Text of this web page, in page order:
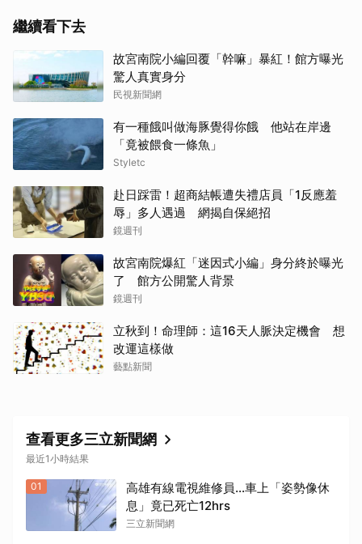
繼續看下去
故宮南院小編回覆「幹嘛」暴紅！館方曝光
驚人真實身分
民視新聞網
有一種餓叫做海豚覺得你餓 他站在岸邊
「竟被餵食一條魚」
Styletc
赴日踩雷！超商結帳遭失禮店員「1反應羞
辱」多人遇過 網揭自保絕招
鏡週刊
故宮南院爆紅「迷因式小編」身分終於曝光
了 館方公開驚人背景
鏡週刊
立秋到！命理師：這16天人脈決定機會 想
改運這樣做
藝點新聞
查看更多三立新聞網
最近1小時結果
01
高雄有線電視維修員…車上「姿勢像休
息」竟已死亡12hrs
三立新聞網